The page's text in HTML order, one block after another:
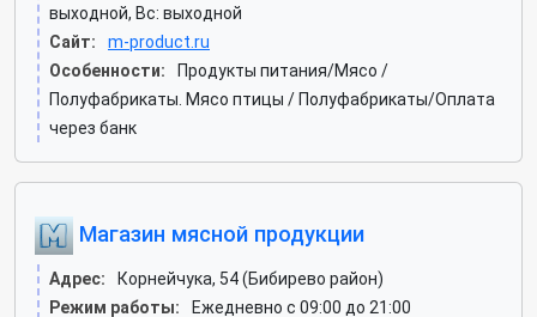
выходной, Вс: выходной
Сайт:
m-product.ru
Особенности:
Продукты питания/Мясо /
Полуфабрикаты. Мясо птицы / Полуфабрикаты/Оплата
через банк
Магазин мясной продукции
Адрес:
Корнейчука, 54 (Бибирево район)
Режим работы:
Ежедневно с 09:00 до 21:00